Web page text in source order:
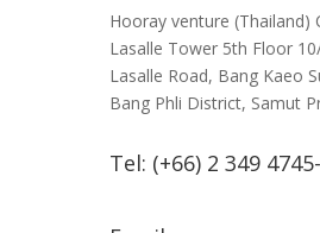
Hooray venture (Thailand)
Lasalle Tower 5th Floor
Lasalle Road, Bang Kaeo
Bang Phli District, Samut
Tel: (+66) 2 349